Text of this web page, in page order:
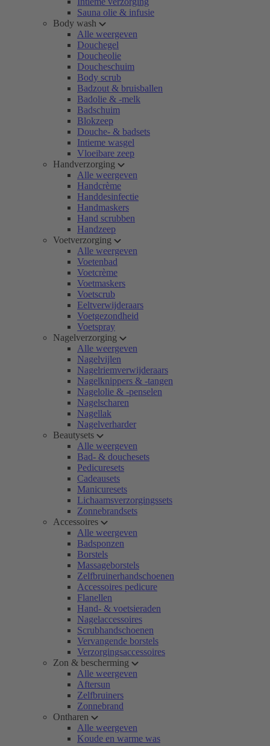
Sauna olie & infusie
Body wash
Alle weergeven
Douchegel
Doucheolie
Doucheschuim
Body scrub
Badzout & bruisballen
Badolie & -melk
Badschuim
Blokzeep
Douche- & badsets
Intieme wasgel
Vloeibare zeep
Handverzorging
Alle weergeven
Handcrème
Handdesinfectie
Handmaskers
Hand scrubben
Handzeep
Voetverzorging
Alle weergeven
Voetenbad
Voetcrème
Voetmaskers
Voetscrub
Eeltverwijderaars
Voetgezondheid
Voetspray
Nagelverzorging
Alle weergeven
Nagelvijlen
Nagelriemverwijderaars
Nagelknippers & -tangen
Nagelolie & -penselen
Nagelscharen
Nagellak
Nagelverharder
Beautysets
Alle weergeven
Bad- & douchesets
Pedicuresets
Cadeausets
Manicuresets
Lichaamsverzorgingssets
Zonnebrandsets
Accessoires
Alle weergeven
Badsponzen
Borstels
Massageborstels
Zelfbruinerhandschoenen
Accessoires pedicure
Flanellen
Hand- & voetsieraden
Nagelaccessoires
Scrubhandschoenen
Vervangende borstels
Verzorgingsaccessoires
Zon & bescherming
Alle weergeven
Aftersun
Zelfbruiners
Zonnebrand
Ontharen
Alle weergeven
Koude en warme was